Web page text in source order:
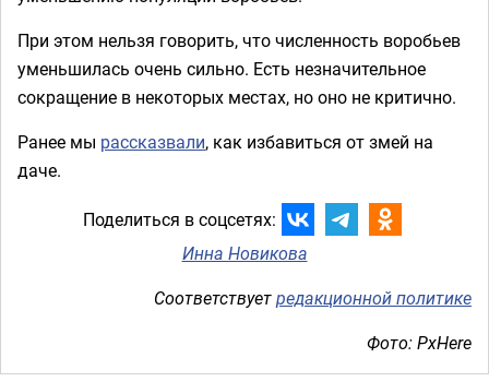
При этом нельзя говорить, что численность воробьев
уменьшилась очень сильно. Есть незначительное
сокращение в некоторых местах, но оно не критично.
Ранее мы рассказвали, как избавиться от змей на
даче.
Поделиться в соцсетях:
Инна Новикова
Соответствуетредакционной политике
Фото: PxHere